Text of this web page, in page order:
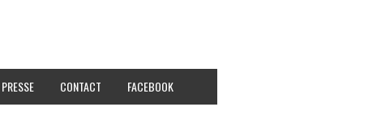
PRESSE CONTACT FACEBOOK